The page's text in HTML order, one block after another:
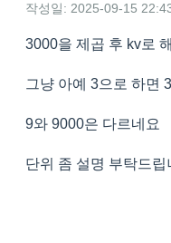
작성일: 2025-09-15
3000을 제곱 후 kv로
그냥 아예 3으로 하면
9와 9000은 다르네요
단위 좀 설명 부탁드립